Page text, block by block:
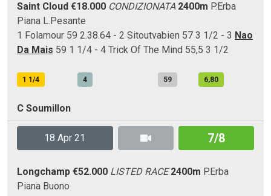
Saint Cloud €18.000 CONDIZIONATA 2400m P.Erba
Piana L.Pesante
1 Folamour 59 2.38.64 - 2 Sitoutvabien 57 3 1/2 - 3 Nao
Da Mais 59 1 1/4 - 4 Trick Of The Mind 55,5 3 1/2
1 1/4 4 59 6,80
C Soumillon
18 Apr 21 7/8
Longchamp €52.000 LISTED RACE 2400m P.Erba
Piana Buono